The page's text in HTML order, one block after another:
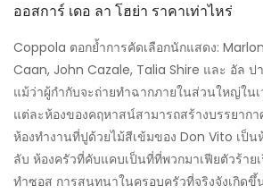
ออสการ์ เดอ ลา โฮย่า ราคาเท่าไหร่
Coppola ตอกย้ำการคัดเลือกนักแสดง:
Caan, John Cazale, Talia Shire และ อัล ป
แม้ว่าผู้กำกับจะถ่ายทำฉากภายในส่วนใหญ่ใน
แต่ละห้องของคฤหาสน์สามารถสร้างบรรยากา
ห้องทำงานที่ปูด้วยไม้สีเข้มของ Don Vito เป็
ลับ ห้องครัวที่คับแคบเป็นที่ที่พวกมาเฟียตัวร้าย
ทำซอส การสนทนาในครอบครัวที่จริงจังเกิดขึ้